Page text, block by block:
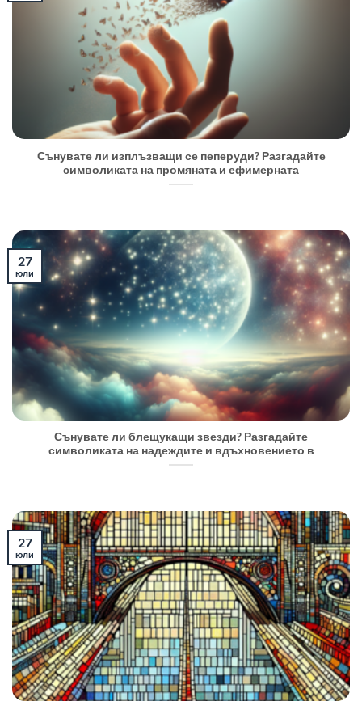
Сънувате ли изплъзващи се пеперуди? Разгадайте
символиката на промяната и ефимерната
Сънувате ли блещукащи звезди? Разгадайте
символиката на надеждите и вдъхновението в
27
юли
27
юли